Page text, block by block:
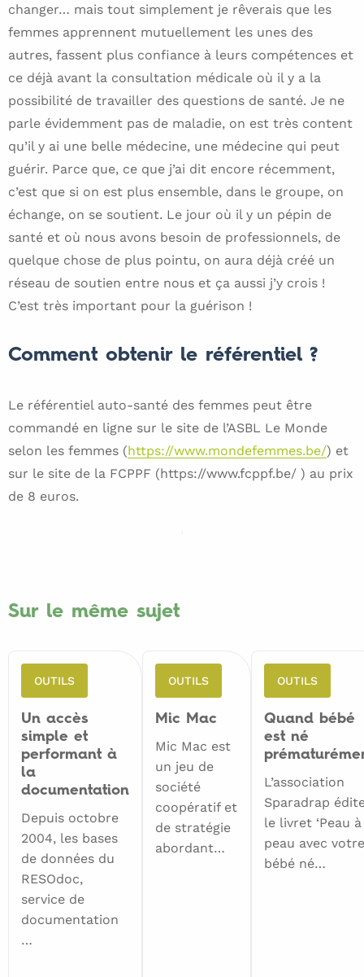
changer… mais tout simplement je rêverais que les
femmes apprennent mutuellement les unes des
autres, fassent plus confiance à leurs compétences et
ce déjà avant la consultation médicale où il y a la
possibilité de travailler des questions de santé. Je ne
parle évidemment pas de maladie, on est très content
qu’il y ai une belle médecine, une médecine qui peut
guérir. Parce que, ce que j’ai dit encore récemment,
c’est que si on est plus ensemble, dans le groupe, on
échange, on se soutient. Le jour où il y un pépin de
santé et où nous avons besoin de professionnels, de
quelque chose de plus pointu, on aura déjà créé un
réseau de soutien entre nous et ça aussi j’y crois !
C’est très important pour la guérison !
Comment obtenir le référentiel ?
Le référentiel auto-santé des femmes peut être
commandé en ligne sur le site de l’ASBL Le Monde
selon les femmes (https://www.mondefemmes.be/) et
sur le site de la FCPPF (https://www.fcppf.be/ ) au prix
de 8 euros.
santé
Monde
selon
les
femmes,
Femmes
Santé,
Fédération
des
Centres
Pluralistes
de
Sur le même sujet
OUTILS
Un accès
simple et
performant à
la
documentation
Depuis octobre
2004, les bases
de données du
RESOdoc,
service de
documentation
…
OUTILS
Mic Mac
Mic Mac est
un jeu de
société
coopératif et
de stratégie
abordant…
OUTILS
Quand bébé
est né
L’association
Sparadrap
le livret ‘Peau à
peau avec votre
bébé né…